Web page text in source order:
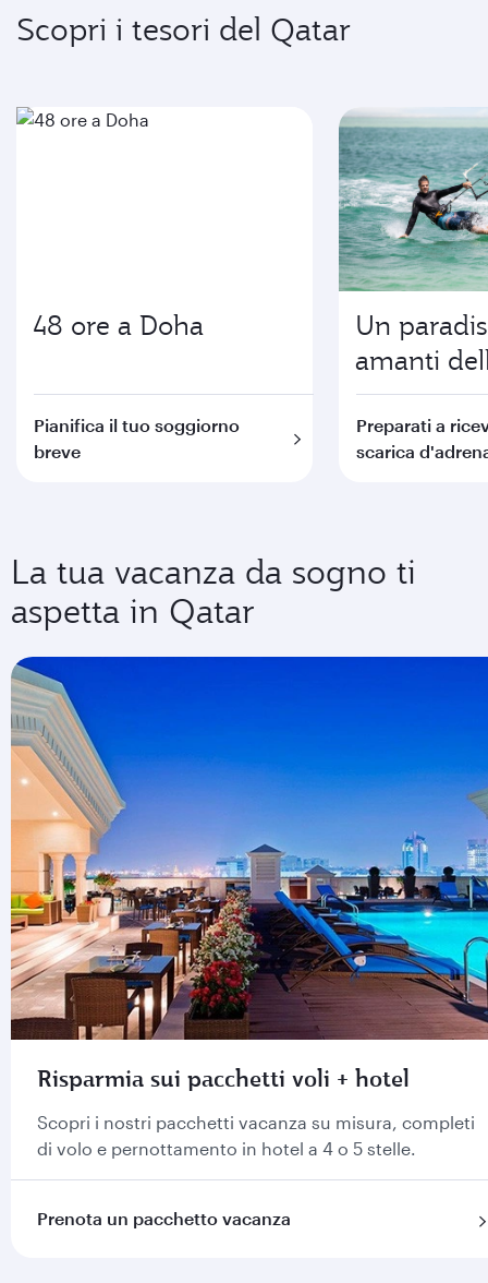
Scopri i tesori del Qatar
48 ore a Doha
Pianifica il tuo soggiorno
breve
Un
amanti
Preparati a
scarica
La tua vacanza da sogno ti
aspetta in Qatar
Risparmia sui pacchetti voli + hotel
Scopri i nostri pacchetti vacanza su misura, completi
di volo e pernottamento in hotel a 4 o 5 stelle.
Prenota un pacchetto vacanza